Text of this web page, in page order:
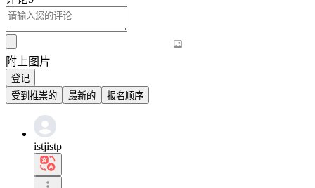
附上图片
登记
受到推崇的
最新的 报名顺序
istjistp